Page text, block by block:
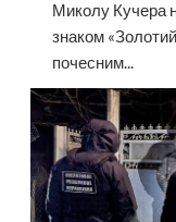
Миколу Кучера
знаком
почесним...